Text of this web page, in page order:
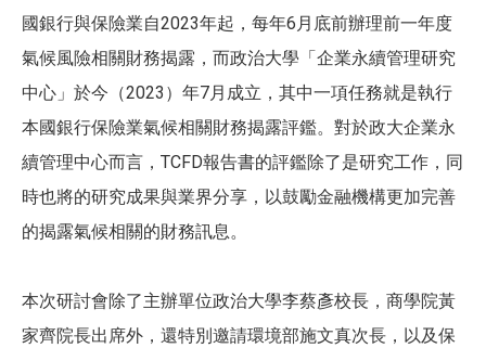
國銀行與保險業自2023年起，每年6月底前辦理前一年度
氣候風險相關財務揭露，而政治大學「企業永續管理研究
中心」於今（2023）年7月成立，其中一項任務就是執行
本國銀行保險業氣候相關財務揭露評鑑。對於政大企業永
續管理中心而言，TCFD報告書的評鑑除了是研究工作，同
時也將的研究成果與業界分享，以鼓勵金融機構更加完善
的揭露氣候相關的財務訊息。
本次研討會除了主辦單位政治大學李蔡彥校長，商學院黃
家齊院長出席外，還特別邀請環境部施文真次長，以及保